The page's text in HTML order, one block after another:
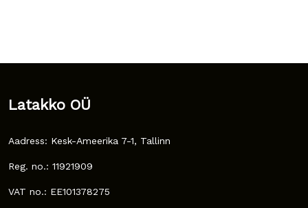
Latakko OÜ
Aadress: Kesk-Ameerika 7-1, Tallinn
Reg. no.: 11921909
VAT no.: EE101378275